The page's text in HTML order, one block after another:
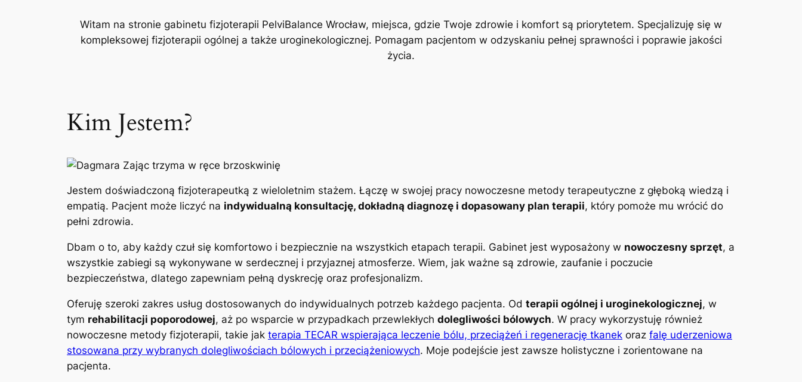
Witam na stronie gabinetu fizjoterapii PelviBalance Wrocław, miejsca, gdzie Twoje zdrowie i komfort są priorytetem. Specjalizuję się w
kompleksowej fizjoterapii ogólnej a także uroginekologicznej. Pomagam pacjentom w odzyskaniu pełnej sprawności i poprawie jakości
życia.
Kim Jestem?
Jestem doświadczoną fizjoterapeutką z wieloletnim stażem. Łączę w swojej pracy nowoczesne metody terapeutyczne z głęboką wiedzą i
empatią. Pacjent może liczyć na indywidualną konsultację, dokładną diagnozę i dopasowany plan terapii, który pomoże mu wrócić do
pełni zdrowia.
Dbam o to, aby każdy czuł się komfortowo i bezpiecznie na wszystkich etapach terapii. Gabinet jest wyposażony w nowoczesny sprzęt, a
wszystkie zabiegi są wykonywane w serdecznej i przyjaznej atmosferze. Wiem, jak ważne są zdrowie, zaufanie i poczucie
bezpieczeństwa, dlatego zapewniam pełną dyskrecję oraz profesjonalizm.
Oferuję szeroki zakres usług dostosowanych do indywidualnych potrzeb każdego pacjenta. Od terapii ogólnej i uroginekologicznej, w
tym rehabilitacji poporodowej, aż po wsparcie w przypadkach przewlekłych dolegliwości bólowych. W pracy wykorzystuję również
nowoczesne metody fizjoterapii, takie jak terapia TECAR wspierająca leczenie bólu, przeciążeń i regenerację tkanek oraz falę uderzeniowa
stosowana przy wybranych dolegliwościach bólowych i przeciążeniowych. Moje podejście jest zawsze holistyczne i zorientowane na
pacjenta.